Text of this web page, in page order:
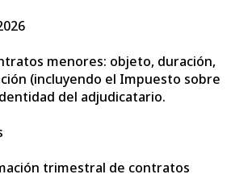
menores: objeto, duración,
(incluyendo el Impuesto sobre
del adjudicatario.
trimestral de contratos